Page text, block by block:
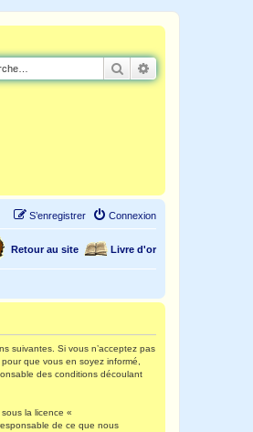
Rechercher
Connexion
S’enregistrer
Livre d'or
Retour au site
suivantes. Si vous n’acceptez pas
que vous en soyez informé,
des conditions découlant
la licence «
de ce que nous